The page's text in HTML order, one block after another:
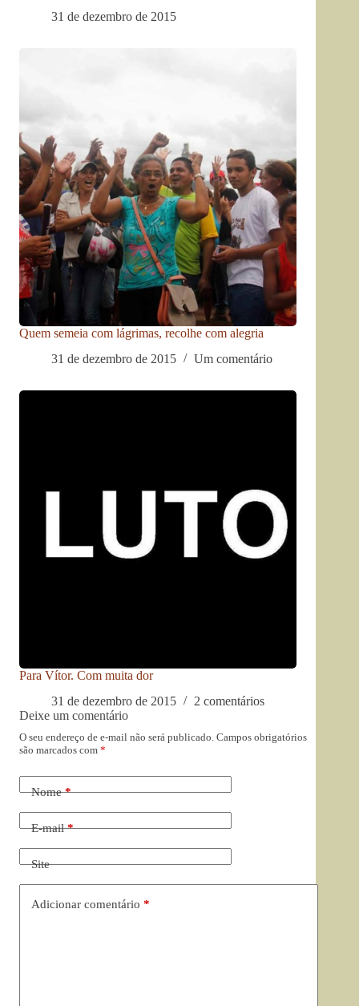
31 de dezembro de 2015
Quem semeia com lágrimas, recolhe com alegria
31 de dezembro de 2015
Um comentário
Para Vítor. Com muita dor
31 de dezembro de 2015
2 comentários
Deixe um comentário
O seu endereço de e-mail não será publicado. Campos obrigatórios
são marcados com *
Nome*
E-mail*
Site
Adicionar comentário *